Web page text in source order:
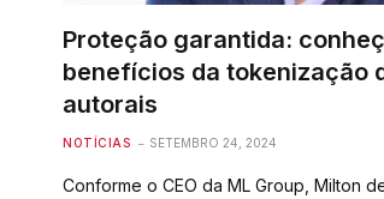
Proteção garantida:
benefícios da tokenização
autorais
NOTÍCIAS SETEMBRO 24, 2024
Conforme o CEO da ML Group, Milton